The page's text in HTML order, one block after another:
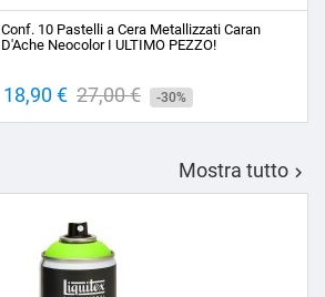
base
Conf. 10 Pastelli a Cera Metallizzati Caran
D'Ache Neocolor I ULTIMO PEZZO!
Prezzo
18,90 € Prezzo
base
27,00 € -30%
Mostra tutto 